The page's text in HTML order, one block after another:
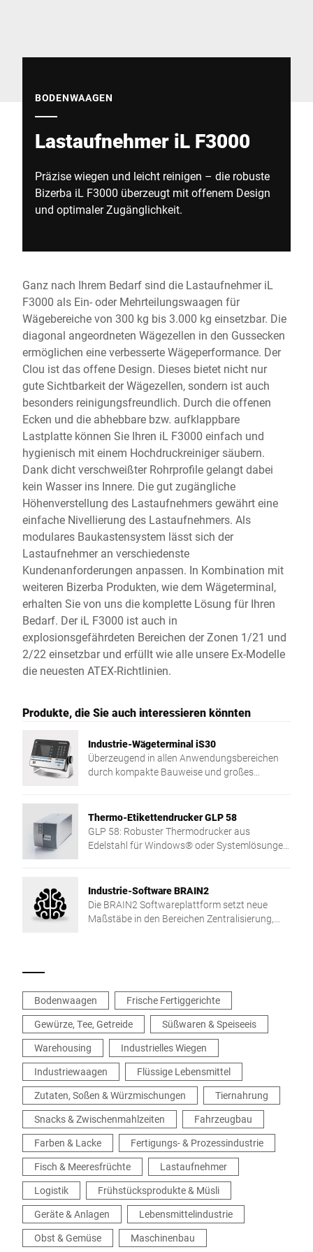
BODENWAAGEN
Lastaufnehmer iL F3000
Präzise wiegen und leicht reinigen – die robuste
Bizerba iL F3000 überzeugt mit offenem Design
und optimaler Zugänglichkeit.
Ganz nach Ihrem Bedarf sind die Lastaufnehmer iL
F3000 als Ein- oder Mehrteilungswaagen für
Wägebereiche von 300 kg bis 3.000 kg einsetzbar. Die
diagonal angeordneten Wägezellen in den Gussecken
ermöglichen eine verbesserte Wägeperformance. Der
Clou ist das offene Design. Dieses bietet nicht nur
gute Sichtbarkeit der Wägezellen, sondern ist auch
besonders reinigungsfreundlich. Durch die offenen
Ecken und die abhebbare bzw. aufklappbare
Lastplatte können Sie Ihren iL F3000 einfach und
hygienisch mit einem Hochdruckreiniger säubern.
Dank dicht verschweißter Rohrprofile gelangt dabei
kein Wasser ins Innere. Die gut zugängliche
Höhenverstellung des Lastaufnehmers gewährt eine
einfache Nivellierung des Lastaufnehmers. Als
modulares Baukastensystem lässt sich der
Lastaufnehmer an verschiedenste
Kundenanforderungen anpassen. In Kombination mit
weiteren Bizerba Produkten, wie dem Wägeterminal,
erhalten Sie von uns die komplette Lösung für Ihren
Bedarf. Der iL F3000 ist auch in
explosionsgefährdeten Bereichen der Zonen 1/21 und
2/22 einsetzbar und erfüllt wie alle unsere Ex-Modelle
die neuesten ATEX-Richtlinien.
Produkte, die Sie auch interessieren könnten
Industrie-Wägeterminal iS30
Überzeugend in allen Anwendungsbereichen
durch kompakte Bauweise und großes
Thermo-Etikettendrucker GLP 58
GLP 58: Robuster Thermodrucker aus
Edelstahl für Windows® oder Systemlösungen
Industrie-Software BRAIN2
Die BRAIN2 Softwareplattform setzt neue
Maßstäbe in den Bereichen Zentralisierung,
Bodenwaagen
Frische Fertiggerichte
Gewürze, Tee, Getreide
Süßwaren & Speiseeis
Warehousing
Industrielles Wiegen
Industriewaagen
Flüssige Lebensmittel
Zutaten, Soßen & Würzmischungen
Tiernahrung
Snacks & Zwischenmahlzeiten
Fahrzeugbau
Farben & Lacke
Fertigungs- & Prozessindustrie
Fisch & Meeresfrüchte
Lastaufnehmer
Logistik
Frühstücksprodukte & Müsli
Geräte & Anlagen
Lebensmittelindustrie
Obst & Gemüse
Maschinenbau